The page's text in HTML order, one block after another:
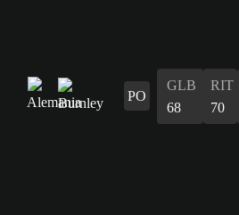
PO
GLB
68
RIT
70